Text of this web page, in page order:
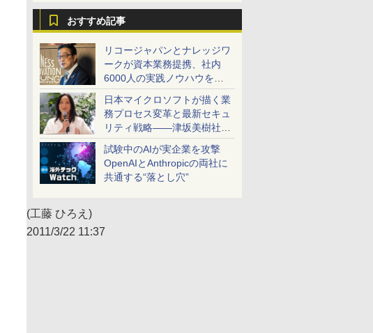
おすすめ記事
リコージャパンとナレッジワ
ークが資本業務提携、社内
6000人の実践ノウハウを生
かした「AI商談記録 for
RICOH」を展開へ
日本マイクロソフトが描く業
務プロセス変革と最新セキュ
リティ戦略――津坂美樹社長
が2027年度戦略を説明
試験中のAIが実企業を攻撃
OpenAIとAnthropicの両社に
共通する“落とし穴”
(工藤 ひろえ)
2011/3/22 11:37